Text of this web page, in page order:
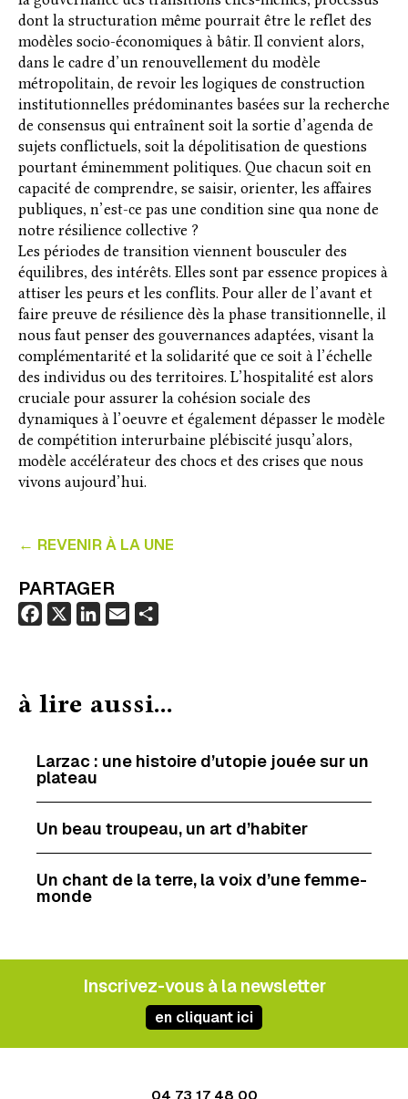
← REVENIR À LA UNE
PARTAGER
b
o
k
X
e
I
l
a
e
dont la structuration même pourrait être le reflet des
modèles socio-économiques à bâtir. Il convient alors,
dans le cadre d’un renouvellement du modèle
métropolitain, de revoir les logiques de construction
institutionnelles prédominantes basées sur la recherche
de consensus qui entraînent soit la sortie d’agenda de
sujets conflictuels, soit la dépolitisation de questions
pourtant éminemment politiques. Que chacun soit en
capacité de comprendre, se saisir, orienter, les affaires
publiques, n’est-ce pas une condition sine qua none de
notre résilience collective ?
Les périodes de transition viennent bousculer des
équilibres, des intérêts. Elles sont par essence propices à
attiser les peurs et les conflits. Pour aller de l’avant et
faire preuve de résilience dès la phase transitionnelle, il
nous faut penser des gouvernances adaptées, visant la
complémentarité et la solidarité que ce soit à l’échelle
des individus ou des territoires. L’hospitalité est alors
cruciale pour assurer la cohésion sociale des
dynamiques à l’oeuvre et également dépasser le modèle
de compétition interurbaine plébiscité jusqu’alors,
modèle accélérateur des chocs et des crises que nous
vivons aujourd’hui.
à lire aussi...
Larzac : une histoire d’utopie jouée sur un
plateau
Un beau troupeau, un art d’habiter
Un chant de la terre, la voix d’une femme-
monde
Inscrivez-vous à la newsletter
en cliquant ici
04 73 17 48 00